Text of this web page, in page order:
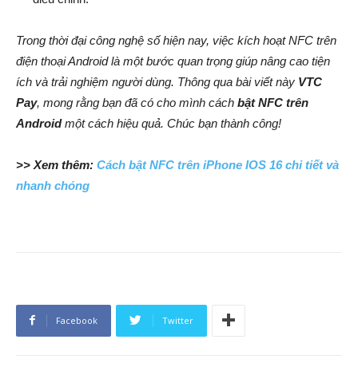
Trong thời đại công nghệ số hiện nay, việc kích hoạt NFC trên
điện thoại Android là một bước quan trọng giúp nâng cao tiện
ích và trải nghiệm người dùng. Thông qua bài viết này VTC
Pay, mong rằng bạn đã có cho mình cách bật NFC trên
Androidmột cách hiệu quả. Chúc bạn thành công!
>> Xem thêm: Cách bật NFC trên iPhone IOS 16 chi tiết và
nhanh chóng
Facebook Twitter